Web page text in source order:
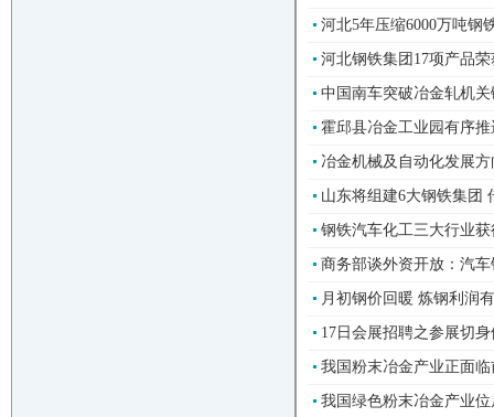
河北5年压缩6000万吨
河北钢铁集团17项产品
中国南车突破冶金轧机
霍邱县冶金工业园有序
冶金机械及自动化发展
山东将组建6大钢铁集团
钢铁汽车化工三大行业
商务部谈外资开放：汽
月初钢价回暖 炼钢利润
17日会展招聘之参展切
我国粉末冶金产业正面
我国绿色粉末冶金产业